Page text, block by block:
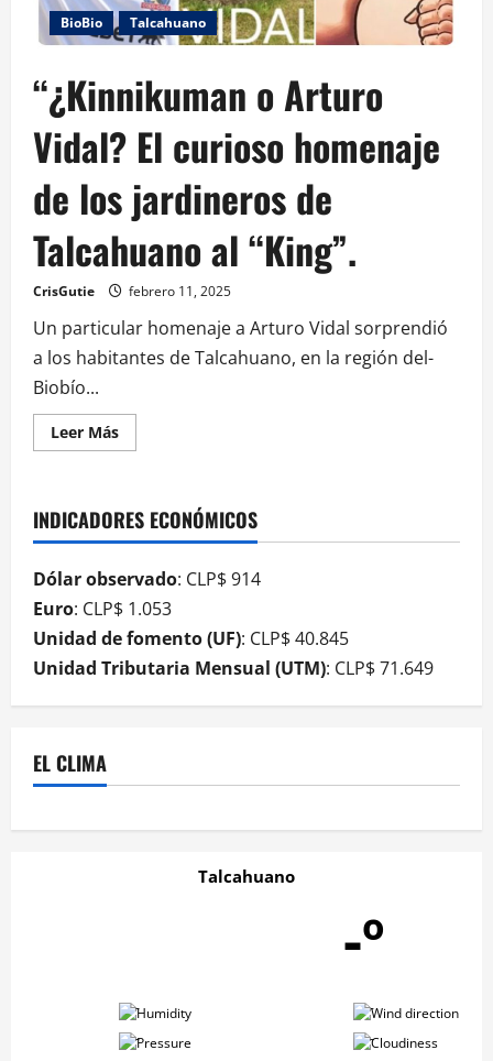
BioBio Talcahuano
“¿Kinnikuman o Arturo
Vidal? El curioso homenaje
de los jardineros de
Talcahuano al “King”.
CrisGutie febrero 11, 2025
Un particular homenaje a Arturo Vidal sorprendió
a los habitantes de Talcahuano, en la región del­
Biobío...
Leer Más
INDICADORES ECONÓMICOS
Dólar observado: CLP$ 914
Euro: CLP$ 1.053
Unidad de fomento (UF): CLP$ 40.845
Unidad Tributaria Mensual (UTM): CLP$ 71.649
EL CLIMA
Talcahuano
-º
-
-
-
-